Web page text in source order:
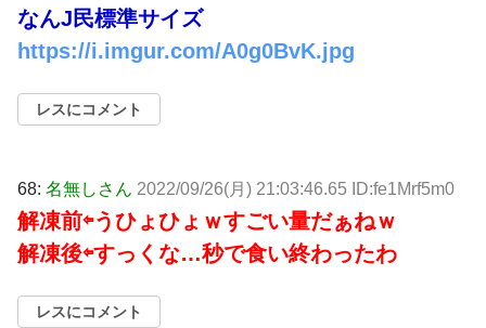
なんJ民標準サイズ
https://i.imgur.com/A0g0BvK.jpg
レスにコメント
68: 名無しさん 2022/09/26(月) 21:03:46.65 ID:fe1Mrf5m0
解凍前⇦うひょひょｗすごい量だぁねｗ
解凍後⇦すっくな…秒で食い終わったわ
レスにコメント